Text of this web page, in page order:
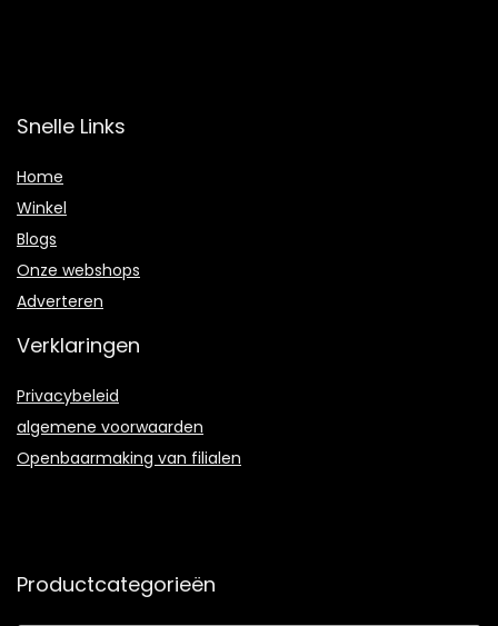
Snelle Links
Home
Winkel
Blogs
Onze webshops
Adverteren
Verklaringen
Privacybeleid
algemene voorwaarden
Openbaarmaking van filialen
Productcategorieën